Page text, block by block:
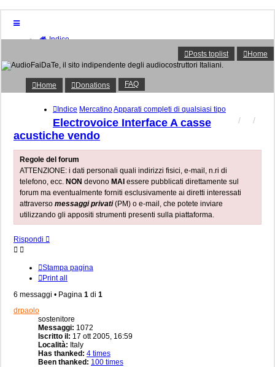
Indice
FAQ
Posts toplist
Home
Login
Iscriviti
Posts toplist Home
Home Donations FAQ
Indice MercatinoApparati completi di qualsiasi tipo
Electrovoice Interface A casse
acustiche vendo
Regole del forum
ATTENZIONE: i dati personali quali indirizzi fisici, e-mail, n.ri di
telefono, ecc. NON devono MAI essere pubblicati direttamente sul
forum ma eventualmente forniti esclusivamente ai diretti interessati
attraverso messaggi privati(PM) o e-mail, che potete inviare
utilizzando gli appositi strumenti presenti sulla piattaforma.
Rispondi
Stampa pagina
Print all
6 messaggi • Pagina 1 di 1
drpaolo
sostenitore
Messaggi: 1072
Iscritto il: 17 ott 2005, 16:59
Località: Italy
Has thanked: 4 times
Been thanked: 100 times